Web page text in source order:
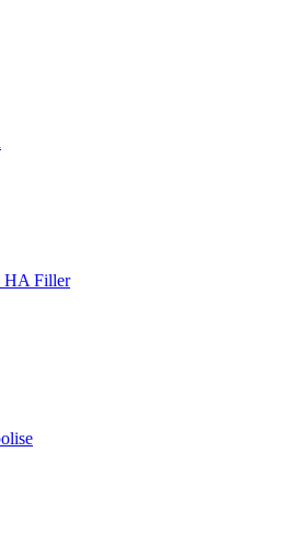
HA Filler